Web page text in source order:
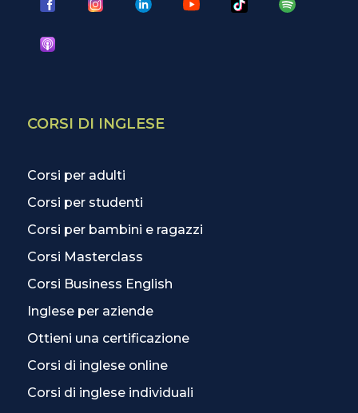
CORSI DI INGLESE
Corsi per adulti
Corsi per studenti
Corsi per bambini e ragazzi
Corsi Masterclass
Corsi Business English
Inglese per aziende
Ottieni una certificazione
Corsi di inglese online
Corsi di inglese individuali